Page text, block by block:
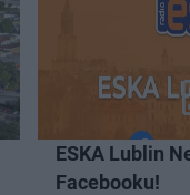
ESKA Lublin
Facebooku!